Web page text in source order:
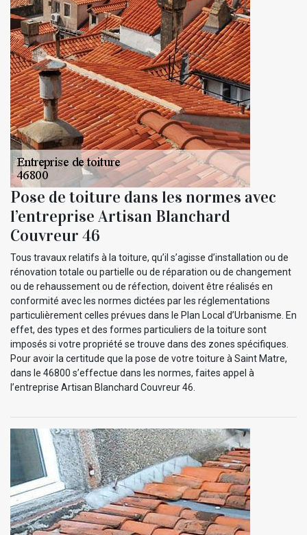
Pose de toiture dans les normes avec
l’entreprise Artisan Blanchard
Couvreur 46
Tous travaux relatifs à la toiture, qu’il s’agisse d’installation ou de
rénovation totale ou partielle ou de réparation ou de changement
ou de rehaussement ou de réfection, doivent être réalisés en
conformité avec les normes dictées par les réglementations
particulièrement celles prévues dans le Plan Local d’Urbanisme. En
effet, des types et des formes particuliers de la toiture sont
imposés si votre propriété se trouve dans des zones spécifiques.
Pour avoir la certitude que la pose de votre toiture à Saint Matre,
dans le 46800 s’effectue dans les normes, faites appel à
l’entreprise Artisan Blanchard Couvreur 46.